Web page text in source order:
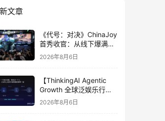
文章
《代号：对决》ChinaJoy
首秀收官：从线下爆满看
见玩家的真实期待
2026年8月6日
【ThinkingAI Agentic
Growth 全球泛娱乐行业
峰会】Agent 时代，人到
2026年8月6日